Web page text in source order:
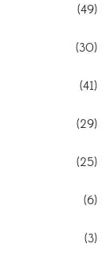
(49)
(30)
(41)
(29)
(25)
(6)
(3)